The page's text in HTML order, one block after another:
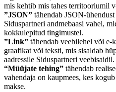
mis kehtib mis tahes territooriumil
”JSON” tähendab JSON-
Siduspartneri andmebaasi vahel,
kokkulepitud tingimustel.
”Link” tähendab veebilehel või
graafikat või teksti, mis sisaldab
aadressile Siduspartneri veebisaidil.
“Müüjate tehing” tähendab
vahendaja on kaupmees, kes
makse.